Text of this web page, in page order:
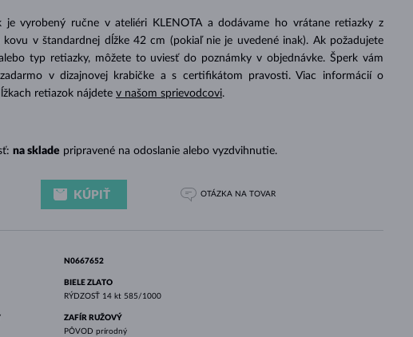
je vyrobený ručne v ateliéri KLENOTA a dodávame ho vrátane retiazky z
kovu v štandardnej dĺžke 42 cm (pokiaľ nie je uvedené inak). Ak požadujete
typ retiazky, môžete to uviesť do poznámky v objednávke. Šperk vám
v dizajnovej krabičke a s certifikátom pravosti. Viac informácií o
retiazok nájdete v našom sprievodcovi.
na sklade pripravené na odoslanie alebo vyzdvihnutie.
KÚPIŤ OTÁZKA NA TOVAR
N0667652
BIELE ZLATO
RÝDZOSŤ 14 kt 585/1000
ZAFÍR RUŽOVÝ
PÔVOD prírodný